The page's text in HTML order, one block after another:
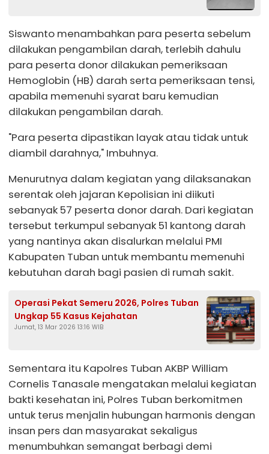
Siswanto menambahkan para peserta sebelum
dilakukan pengambilan darah, terlebih dahulu
para peserta donor dilakukan pemeriksaan
Hemoglobin (HB) darah serta pemeriksaan tensi,
apabila memenuhi syarat baru kemudian
dilakukan pengambilan darah.
"Para peserta dipastikan layak atau tidak untuk
diambil darahnya," Imbuhnya.
Menurutnya dalam kegiatan yang dilaksanakan
serentak oleh jajaran Kepolisian ini diikuti
sebanyak 57 peserta donor darah. Dari kegiatan
tersebut terkumpul sebanyak 51 kantong darah
yang nantinya akan disalurkan melalui PMI
Kabupaten Tuban untuk membantu memenuhi
kebutuhan darah bagi pasien di rumah sakit.
Operasi Pekat Semeru 2026, Polres Tuban
Ungkap 55 Kasus Kejahatan
Jumat, 13 Mar 2026 13:16 WIB
Sementara itu Kapolres Tuban AKBP William
Cornelis Tanasale mengatakan melalui kegiatan
bakti kesehatan ini, Polres Tuban berkomitmen
untuk terus menjalin hubungan harmonis dengan
insan pers dan masyarakat sekaligus
menumbuhkan semangat berbagi demi